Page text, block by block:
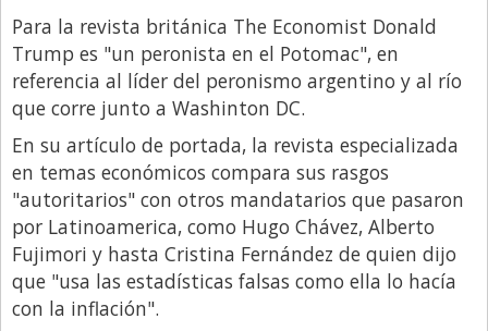
Gastronomia
Internacionales
La Opinión del Director
Legales
Libro de Quejas
Medios
Millonarios
Minuto Lanzamiento
Para la revista británica The Economist Donald
Trump es "un peronista en el Potomac", en
referencia al líder del peronismo argentino y al río
que corre junto a Washinton DC.
En su artículo de portada, la revista especializada
en temas económicos compara sus rasgos
"autoritarios" con otros mandatarios que pasaron
por Latinoamerica, como Hugo Chávez, Alberto
Fujimori y hasta Cristina Fernández de quien dijo
que "usa las estadísticas falsas como ella lo hacía
con la inflación".